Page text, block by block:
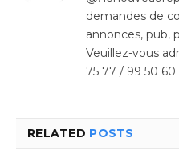
demandes de
annonces, pub,
Veuillez-vous
75 77 / 99 50 60
RELATED POSTS